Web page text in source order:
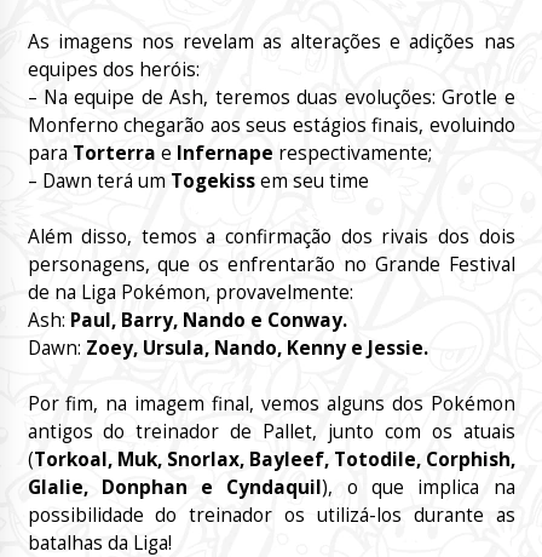
As imagens nos revelam as alterações e adições nas
equipes dos heróis:
– Na equipe de Ash, teremos duas evoluções: Grotle e
Monferno chegarão aos seus estágios finais, evoluindo
para Torterra e Infernape respectivamente;
– Dawn terá um Togekissem seu time
Além disso, temos a confirmação dos rivais dos dois
personagens, que os enfrentarão no Grande Festival
de na Liga Pokémon, provavelmente:
Ash: Paul, Barry, Nando e Conway.
Dawn: Zoey, Ursula, Nando, Kenny e Jessie.
Por fim, na imagem final, vemos alguns dos Pokémon
antigos do treinador de Pallet, junto com os atuais
(Torkoal, Muk, Snorlax, Bayleef, Totodile, Corphish,
Glalie, Donphan e Cyndaquil), o que implica na
possibilidade do treinador os utilizá-los durante as
batalhas da Liga!